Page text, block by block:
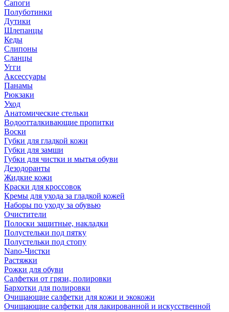
Сапоги
Полуботинки
Дутики
Шлепанцы
Кеды
Слипоны
Сланцы
Угги
Аксессуары
Панамы
Рюкзаки
Уход
Анатомические стельки
Водоотталкивающие пропитки
Воски
Губки для гладкой кожи
Губки для замши
Губки для чистки и мытья обуви
Дезодоранты
Жидкие кожи
Краски для кроссовок
Кремы для ухода за гладкой кожей
Наборы по уходу за обувью
Очистители
Полоски защитные, накладки
Полустельки под пятку
Полустельки под стопу
Nano-Чистки
Растяжки
Рожки для обуви
Салфетки от грязи, полировки
Бархотки для полировки
Очищающие салфетки для кожи и экокожи
Очищающие салфетки для лакированной и искусственной